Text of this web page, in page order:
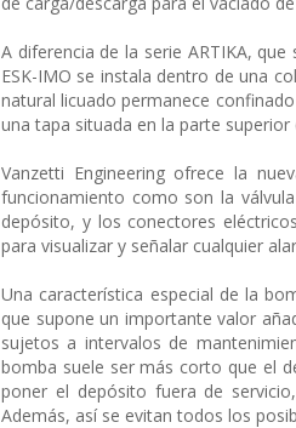
A diferencia de la serie ARTIKA,
ESK-IMO se instala dentro de una
natural licuado permanece
una tapa situada en la parte superior
Vanzetti Engineering ofrece la
funcionamiento como son la
depósito, y los conectores
para visualizar y señalar cualquier
Una característica especial de la
que supone un importante valor
sujetos a intervalos de
bomba suele ser más corto que el
poner el depósito fuera de
Además, así se evitan todos los